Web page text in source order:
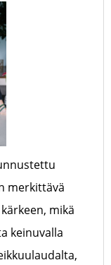
merkittävä
mikä
keinuvalla